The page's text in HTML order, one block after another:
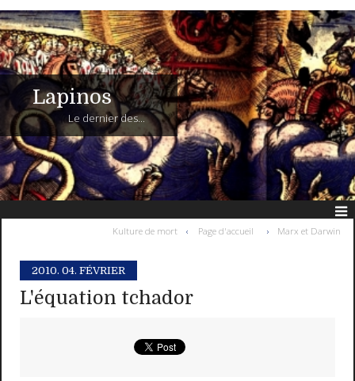
Lapinos
Le dernier des...
Kulture de mort Page d'accueil Marx et Darwin
2010. 04. FÉVRIER
L'équation tchador